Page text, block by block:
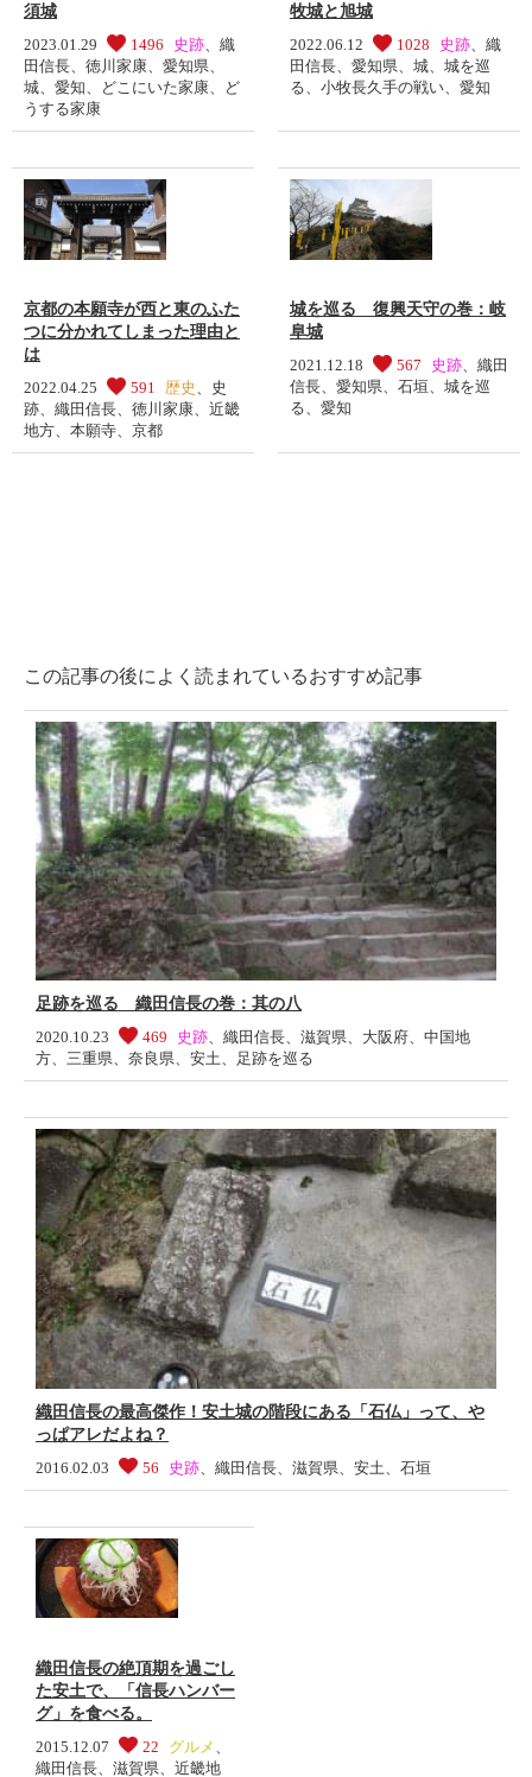
須城
2023.01.29 1496 史跡、 織
田信長、 徳川家康、 愛知県、
城、 愛知、 どこにいた家康、
ど
うする家康
牧城と旭城
2022.06.12 1028 史跡、 織
田信長、 愛知県、 城、 城を巡
る、 小牧長久手の戦い、 愛知
京都の本願寺が西と東のふた
つに分かれてしまった理由と
は
2022.04.25 591 歴史 、 史
跡、 織田信長、 徳川家康、 近畿
地方、 本願寺、 京都
城を巡る 復興天守の巻：岐
阜城
2021.12.18 567 史跡、 織田
信長、 愛知県、 石垣、 城を巡
る、 愛知
この記事の後によく読まれているおすすめ記事
足跡を巡る 織田信長の巻：其の八
2020.10.23 469 史跡、 織田信長、 滋賀県、 大阪府、 中国地
方、 三重県、 奈良県、 安土、 足跡を巡る
織田信長の最高傑作！安土城の階段にある「石仏」って、や
っぱアレだよね？
2016.02.03 56 史跡 織田信長 滋賀県 安土 石垣
織田信長の絶頂期を過ごし
た安土で、「信長ハンバー
グ」を食べる。
2015.12.07 22 グルメ
織田信長
滋賀県 近畿地